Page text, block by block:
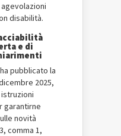
disabilità.
e di
pubblicato la
2025,
garantirne
novità
comma 1,